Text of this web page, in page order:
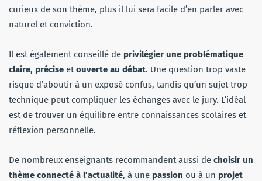
curieux de son thème, plus il lui sera facile d’en parler avec
naturel et conviction.
Il est également conseillé de privilégier une problématique
claire, précise etouverte au débat. Une question trop vaste
risque d’aboutir à un exposé confus, tandis qu’un sujet trop
technique peut compliquer les échanges avec le jury. L’idéal
est de trouver un équilibre entre connaissances scolaires et
réflexion personnelle.
De nombreux enseignants recommandent aussi de choisir un
thème connecté à l’actualité, à une passion ou à un projet